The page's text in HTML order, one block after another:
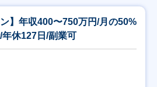
】年収400〜750万円/月の50%
休127日/副業可